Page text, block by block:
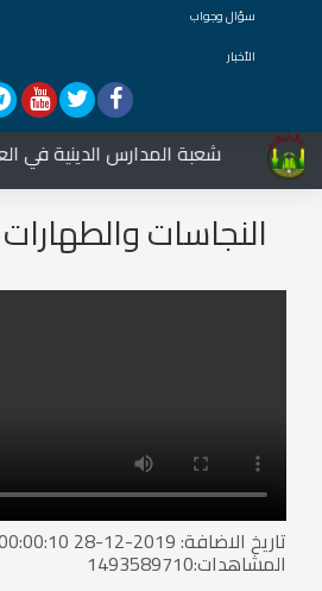
سؤال وجواب
الأخبار
شعبة المدارس الدينية في
النجاسات والطهارات 19
المشاهدات:1493589710